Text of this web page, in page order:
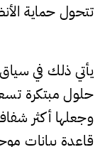
تتحول حماية
يأتي ذلك في
حلول مبتكرة
وجعلها أكثر
قاعدة بيانات